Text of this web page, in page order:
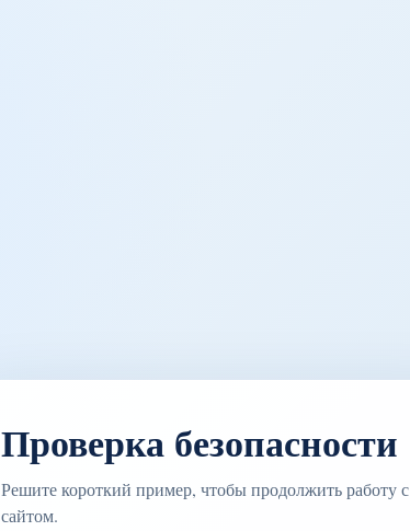
Проверка безопасности
Решите короткий пример, чтобы продолжить работу с
сайтом.